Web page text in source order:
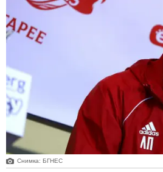
Снимка: БГНЕС